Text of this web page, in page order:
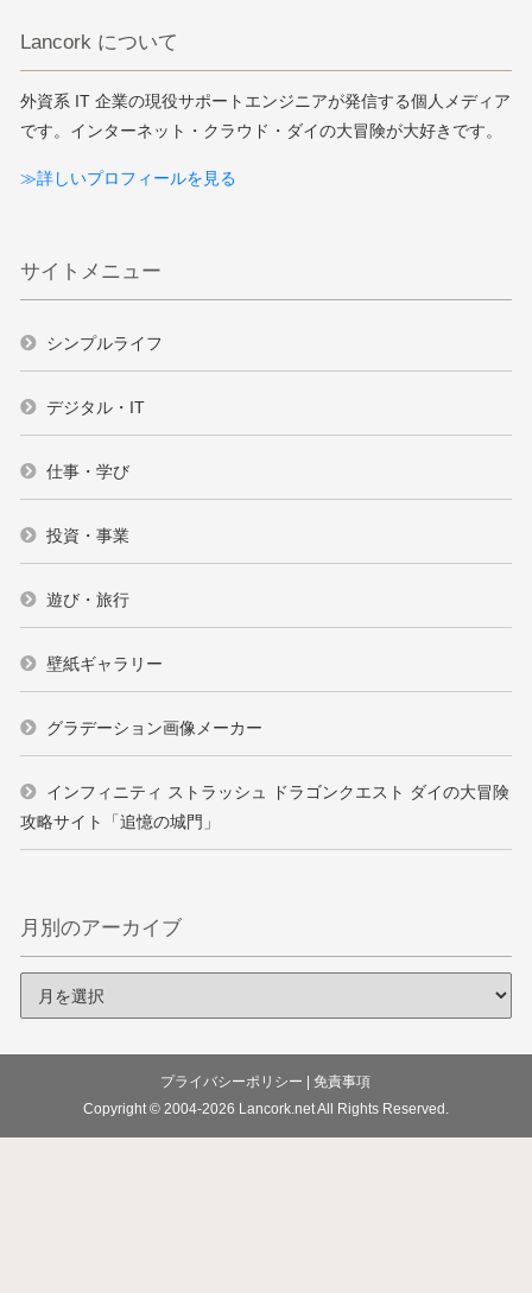
Lancork について
外資系 IT 企業の現役サポートエンジニアが発信する個人メディア
です。インターネット・クラウド・ダイの大冒険が大好きです。
≫詳しいプロフィールを見る
サイトメニュー
シンプルライフ
デジタル・IT
仕事・学び
投資・事業
遊び・旅行
壁紙ギャラリー
グラデーション画像メーカー
インフィニティ ストラッシュ ドラゴンクエスト ダイの大冒険
攻略サイト「追憶の城門」
月別のアーカイブ
プライバシーポリシー |免責事項
Copyright © 2004-2026 Lancork.netAll Rights Reserved.